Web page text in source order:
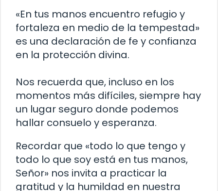
«En tus manos encuentro refugio y
fortaleza en medio de la tempestad»
es una declaración de fe y confianza
en la protección divina.
Nos recuerda que, incluso en los
momentos más difíciles, siempre hay
un lugar seguro donde podemos
hallar consuelo y esperanza.
Recordar que «todo lo que tengo y
todo lo que soy está en tus manos,
Señor» nos invita a practicar la
gratitud y la humildad en nuestra